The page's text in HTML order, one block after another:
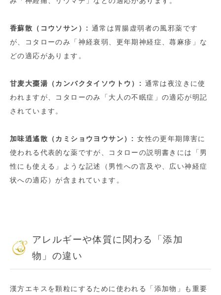
香蘇散（コウソサン）: 通常は胃腸虚弱者の風邪薬です
が、コタローのみ「神経衰弱、更年期神経症、蕁麻疹」な
どの適応があります。
甘麦大棗湯（カンバクタイソウトウ）: 通常は夜泣きに使
われますが、コタローのみ「大人の不眠症」の適応が明記
されています。
加味逍遙散（カミショウヨウサン）: 女性の更年期障害に
使われる代表的な薬ですが、コタローの説明書きには「男
性にも使える」ような記述（男性への言及や、広い神経症
状への適応）が含まれています。
アレルギーや体質に関わる「添加
物」の違い
漢方エキスを顆粒にするために使われる「添加物」も重要